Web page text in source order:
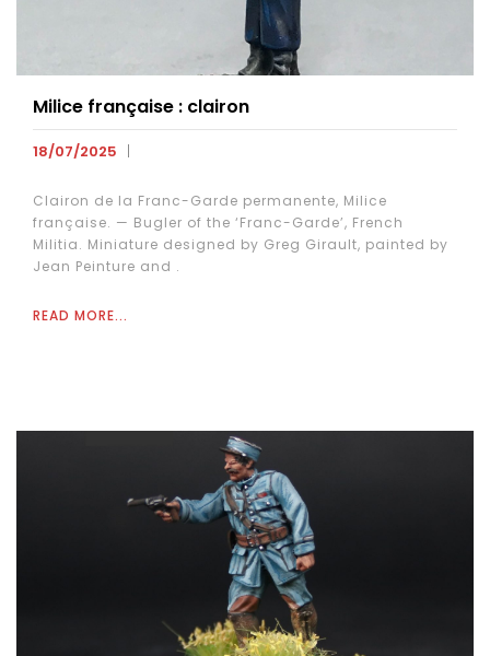
Milice française : clairon
18/07/2025
Clairon de la Franc-Garde permanente, Milice
française. — Bugler of the ‘Franc-Garde’, French
Militia. Miniature designed by Greg Girault, painted by
Jean Peinture and .
READ MORE...